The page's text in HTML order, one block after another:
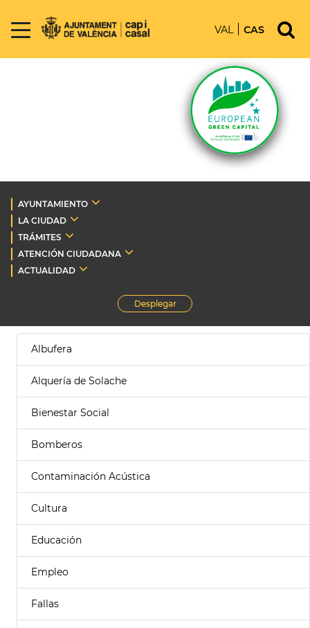
VAL CAS
AYUNTAMIENTO
LA CIUDAD
TRÁMITES
ATENCIÓN CIUDADANA
ACTUALIDAD
Desplegar
Albufera
Alquería de Solache
Bienestar Social
Bomberos
Contaminación Acústica
Cultura
Educación
Empleo
Fallas